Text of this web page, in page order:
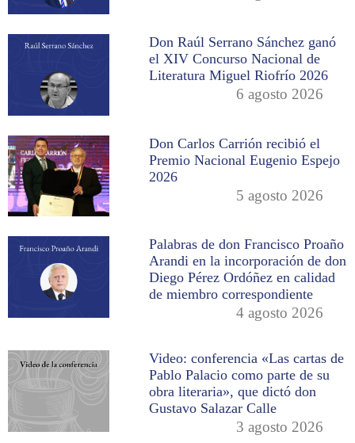
Don Raúl Serrano Sánchez ganó
el XIV Concurso Nacional de
Literatura Miguel Riofrío 2026
6 agosto 2026
Don Carlos Carrión recibió el
Premio Nacional Eugenio Espejo
2026
5 agosto 2026
Palabras de don Francisco Proaño
Arandi en la incorporación de don
Diego Pérez Ordóñez en calidad
de miembro correspondiente
4 agosto 2026
Video: conferencia «Las cartas de
Pablo Palacio como parte de su
obra literaria», que dictó don
Gustavo Salazar Calle
3 agosto 2026